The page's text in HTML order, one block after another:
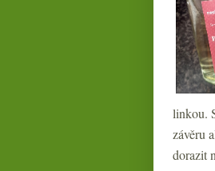
linkou.
závěru
dorazit